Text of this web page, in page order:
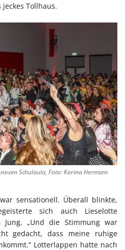
Tollhaus.
Schulaula, Foto: Karina Hermsen
sensationell. Überall blinkte,
sich auch Lieselotte
Jung. „Und die Stimmung war
gedacht, dass meine ruhige
Lotterlappen hatte nach